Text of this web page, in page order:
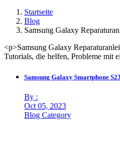
Startseite
Blog
Samsung Galaxy
<p>Samsung Galaxy
Tutorials, die helfen, Probleme mit
Samsung Galaxy Smartphone
By :
Oct 05, 2023
Blog Category